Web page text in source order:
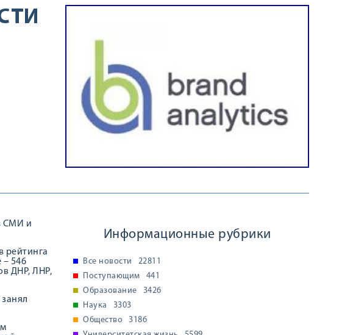
СМИ и
рейтинга
– 546
ДНР, ЛНР,
Информационные рубрики
Все новости
22811
Поступающим
441
Образование
3426
Наука
3303
Общество
3186